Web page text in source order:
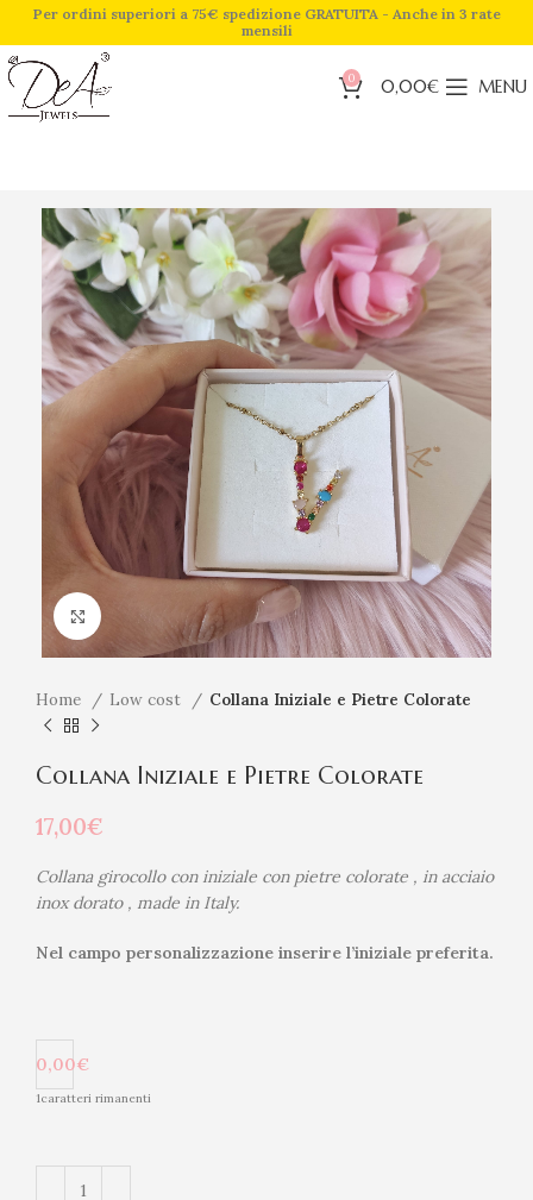
Per ordini superiori a 75€ spedizione GRATUITA - Anche in 3 rate
mensili
0 0,00€ MENU
Click to enlarge
Home Low cost Collana Iniziale e Pietre Colorate
Collana Iniziale e Pietre Colorate
17,00€
Collana girocollo con iniziale con pietre colorate , in acciaio
inox dorato , made in Italy.
Nel campo personalizzazione inserire l’iniziale preferita.
0,00€
1caratteri rimanenti